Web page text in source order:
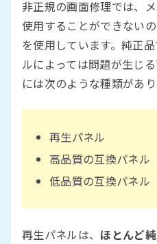
非正規の画面修理では、
使用することができない
を使用しています。純正
ルによっては問題が生じ
には次のような種類があり
再生パネル
高品質の互換パネル
低品質の互換パネル
再生パネルは、 ほとんど